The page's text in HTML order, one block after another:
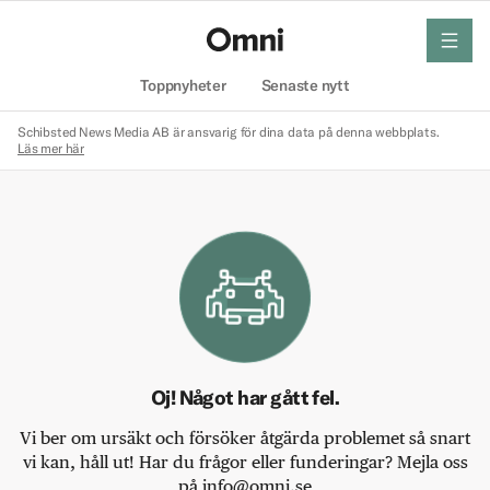
Toppnyheter Senaste nytt
meny
Schibsted News Media AB är ansvarig för dina data på denna webbplats.
Läs mer här
Oj! Något har gått fel.
Vi ber om ursäkt och försöker åtgärda problemet så snart
vi kan, håll ut! Har du frågor eller funderingar? Mejla oss